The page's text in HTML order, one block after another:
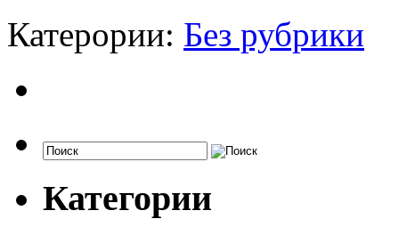
Катерории: Без рубрики
Категории